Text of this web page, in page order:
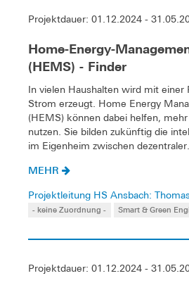
Projektdauer: 01.12.2024 -
Home-Energy-
(HEMS) - Finder
In vielen Haushalten wird mit einer
Strom erzeugt. Home Energy
(HEMS) können dabei helfen,
nutzen. Sie bilden zukünftig die
im Eigenheim zwischen
MEHR
Projektleitung HS Ansbach:
- keine Zuordnung - Smart & Green
Projektdauer: 01.12.2024 -